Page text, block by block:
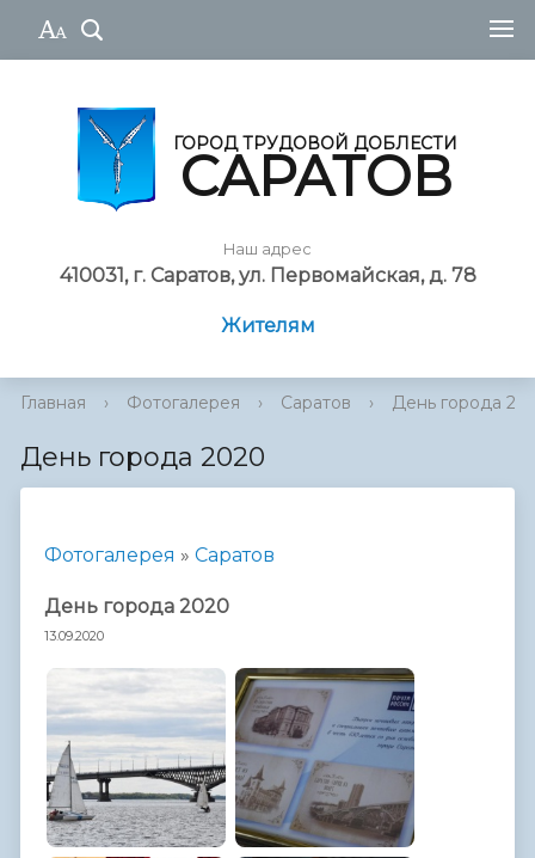
ГОРОД ТРУДОВОЙ ДОБЛЕСТИ
САРАТОВ
Наш адрес
410031, г. Саратов, ул. Первомайская, д. 78
Жителям
Главная › Фотогалерея › Саратов › День города
День города 2020
Фотогалерея » Саратов
День города 2020
13.09.2020